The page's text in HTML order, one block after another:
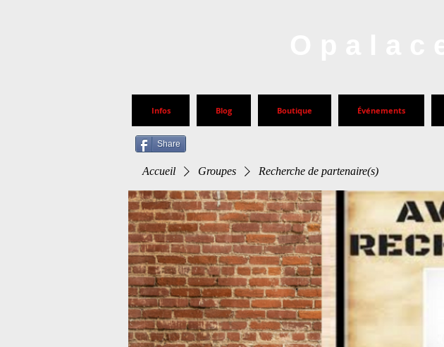
Infos Blog Boutique Événements
Share
Accueil Groupes Recherche de partenaire(s)